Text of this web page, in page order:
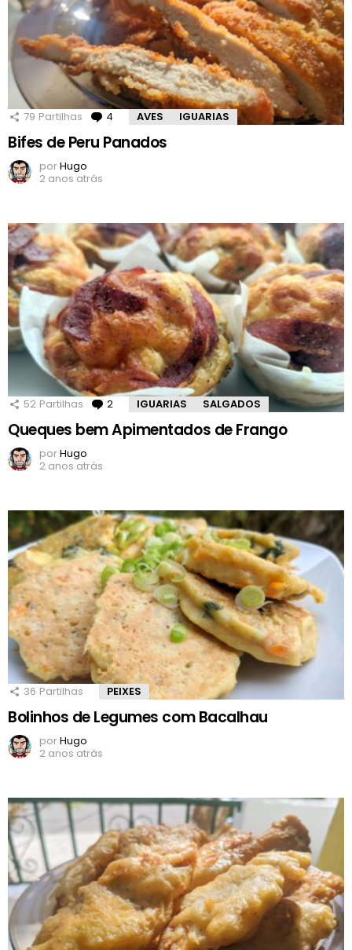
79 Partilhas 4 Comentários
AVES IGUARIAS
Bifes de Peru Panados
porHugo
2 anos atrás
52 Partilhas 2 Comentários
IGUARIAS SALGADOS
Queques bem Apimentados de Frango
porHugo
2 anos atrás
36 Partilhas PEIXES
Bolinhos de Legumes com Bacalhau
porHugo
2 anos atrás